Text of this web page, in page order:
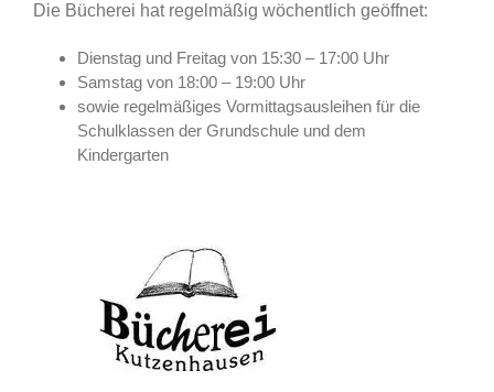
Die Bücherei hat regelmäßig wöchentlich geöffnet:
Dienstag und Freitag von 15:30 – 17:00 Uhr
Samstag von 18:00 – 19:00 Uhr
sowie regelmäßiges Vormittagsausleihen für die
Schulklassen der Grundschule und dem
Kindergarten